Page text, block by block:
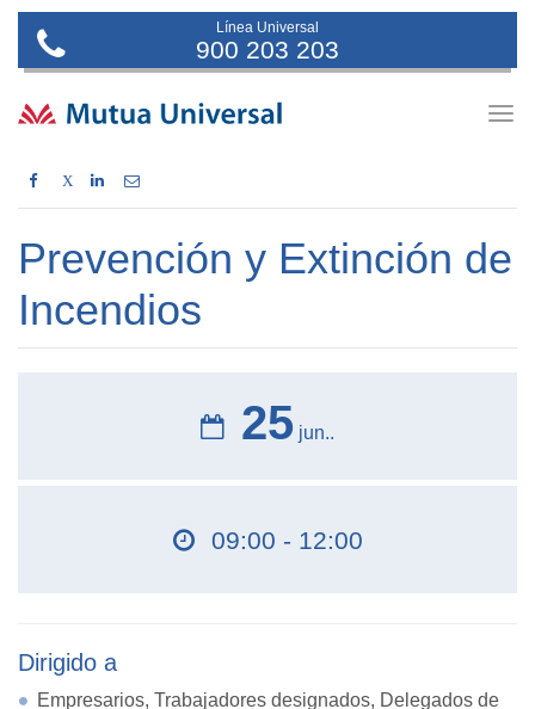
Línea Universal
900 203 203
X
Prevención y Extinción de
Incendios
25 jun..
09:00 - 12:00
Dirigido a
Empresarios, Trabajadores designados, Delegados de